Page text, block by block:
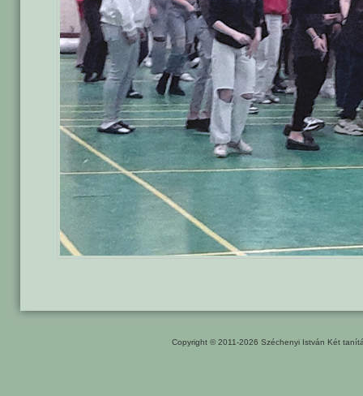
Copyright © 2011-2026 Széchenyi István Két